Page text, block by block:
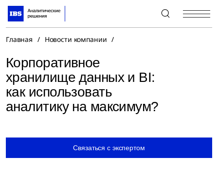
+7 (495) 967-80-80
Главная / Новости компании /
Корпоративное
хранилище данных и BI:
как использовать
аналитику на максимум?
Связаться с экспертом